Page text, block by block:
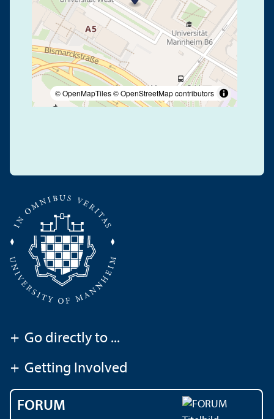
© OpenMapTiles© OpenStreetMap contributors
+ Go directly to ...
+ Getting Involved
FORUM